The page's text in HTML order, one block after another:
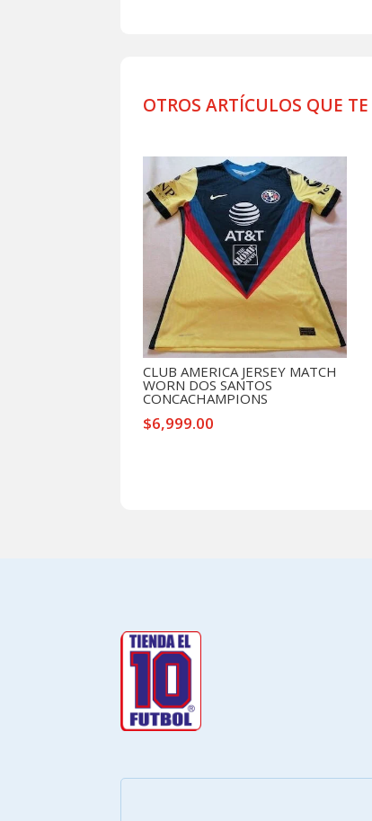
OTROS ARTÍCULOS QUE
CLUB AMERICA JERSEY MATCH
WORN DOS SANTOS
CONCACHAMPIONS
$6,999.00